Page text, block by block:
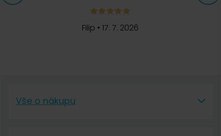
6. 1. 2021
Filip •17. 7. 2026
Vše o nákupu